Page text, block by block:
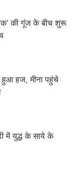
की गूंज के बीच शुरू
हज, मीना पहुंचे
में युद्ध के साये के